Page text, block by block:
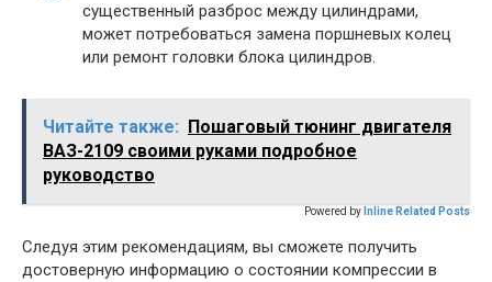
существенный разброс между цилиндрами,
может потребоваться замена поршневых колец
или ремонт головки блока цилиндров.
Читайте также:
Пошаговый тюнинг двигателя
ВАЗ-2109 своими руками подробное
руководство
Powered by Inline Related Posts
Следуя этим рекомендациям, вы сможете получить
достоверную информацию о состоянии компрессии в